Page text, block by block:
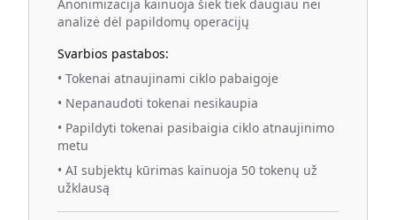
Anonimizacija kainuoja šiek tiek daugiau nei
analizė dėl papildomų operacijų
Svarbios pastabos:
• Tokenai atnaujinami ciklo pabaigoje
• Nepanaudoti tokenai nesikaupia
• Papildyti tokenai pasibaigia ciklo atnaujinimo
metu
• AI subjektų kūrimas kainuoja 50 tokenų už
užklausą